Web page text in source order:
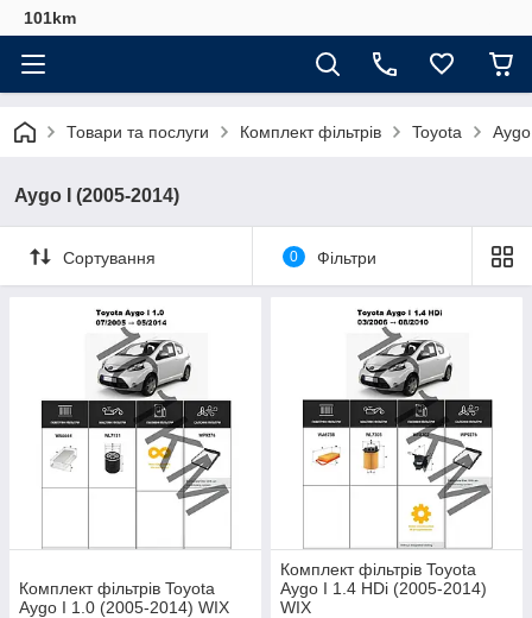
101km
Товари та послуги Комплект фільтрів Toyota
Aygo I (2005-2014)
Сортування 0 Фільтри
Комплект фільтрів Toyota
Aygo I 1.0 (2005-2014) WIX
Комплект фільтрів Toyota
Aygo I 1.4 HDi (2005-2014)
WIX